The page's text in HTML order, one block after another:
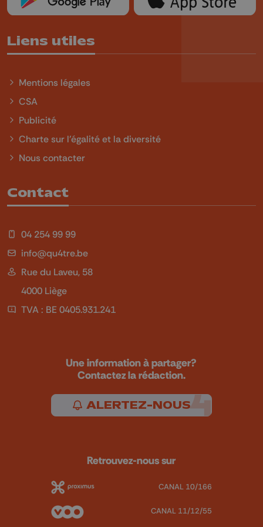
Liens utiles
Mentions légales
CSA
Publicité
Charte sur l'égalité et la diversité
Nous contacter
Contact
04 254 99 99
info@qu4tre.be
Rue du Laveu, 58
4000 Liège
TVA : BE 0405.931.241
Une information à partager?
Contactez la rédaction.
ALERTEZ-NOUS
Retrouvez-nous sur
CANAL 10/166
CANAL 11/12/55